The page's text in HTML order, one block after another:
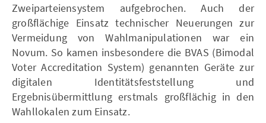
Zweiparteiensystem aufgebrochen. Auch der
großflächige Einsatz technischer Neuerungen zur
Vermeidung von Wahlmanipulationen war ein
Novum. So kamen insbesondere die BVAS (Bimodal
Voter Accreditation System) genannten Geräte zur
digitalen Identitätsfeststellung und
Ergebnisübermittlung erstmals großflächig in den
Wahllokalen zum Einsatz.